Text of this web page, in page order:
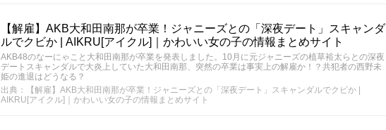
【解雇】AKB大和田南那が卒業！ジャニーズとの「深夜デート」スキャンダ
ルでクビか | AIKRU[アイクル]｜かわいい女の子の情報まとめサイト
AKB48のなーにゃこと大和田南那が卒業を発表しました。10月に元ジャニーズの植草裕太らとの深夜
デートスキャンダルで大炎上していた大和田南那、突然の卒業は事実上の解雇か！？共犯者の西野未
姫の進退はどうなる？
出典：【解雇】AKB大和田南那が卒業！ジャニーズとの「深夜デート」スキャンダルでクビか |
AIKRU[アイクル]｜かわいい女の子の情報まとめサイト